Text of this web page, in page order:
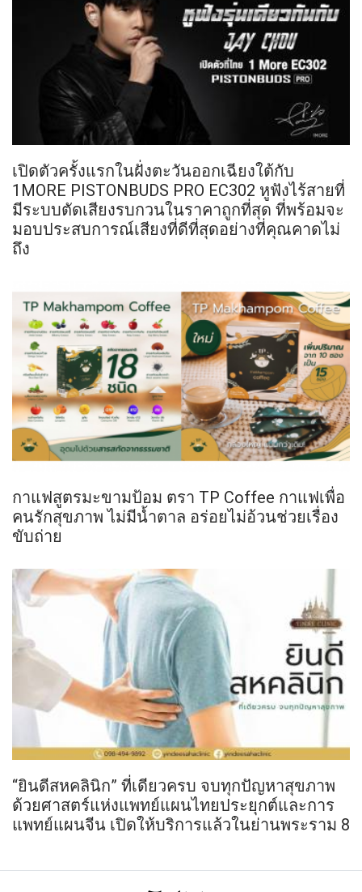
เปิดตัวครั้งแรกในฝั่งตะวันออกเฉียงใต้กับ
1MORE PISTONBUDS PRO EC302 หูฟังไร้สายที่
มีระบบตัดเสียงรบกวนในราคาถูกที่สุด ที่พร้อมจะ
มอบประสบการณ์เสียงที่ดีที่สุดอย่างที่คุณคาดไม่
ถึง
กาแฟสูตรมะขามป้อม ตรา TP Coffee กาแฟเพื่อ
คนรักสุขภาพ ไม่มีน้ำตาล อร่อยไม่อ้วนช่วยเรื่อง
ขับถ่าย
“ยินดีสหคลินิก” ที่เดียวครบ จบทุกปัญหาสุขภาพ
ด้วยศาสตร์แห่งแพทย์แผนไทยประยุกต์และการ
แพทย์แผนจีน เปิดให้บริการแล้วในย่านพระราม 8